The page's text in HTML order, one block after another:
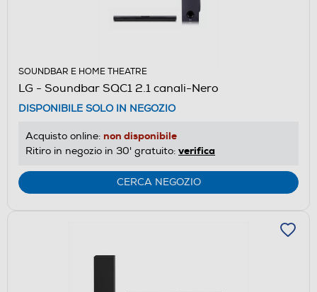
SOUNDBAR E HOME THEATRE
LG - Soundbar SQC1 2.1 canali-Nero
DISPONIBILE SOLO IN NEGOZIO
Acquisto online: non disponibile
Ritiro in negozio in 30' gratuito: verifica
CERCA NEGOZIO